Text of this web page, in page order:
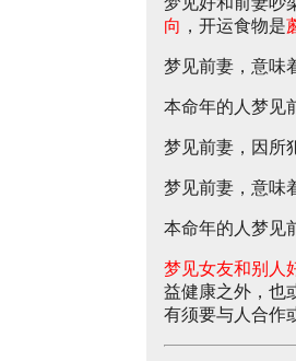
向 ，开运食物是
梦见前妻，意味
本命年的人梦见
梦见前妻，因所
梦见前妻，意味
本命年的人梦见
梦见女友和别人
益健康之外，也
有须要与人合作